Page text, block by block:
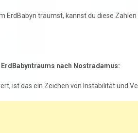
ErdBabyn träumst, kannst du diese
nach Nostradamus:
ist das ein Zeichen von Instabilität und